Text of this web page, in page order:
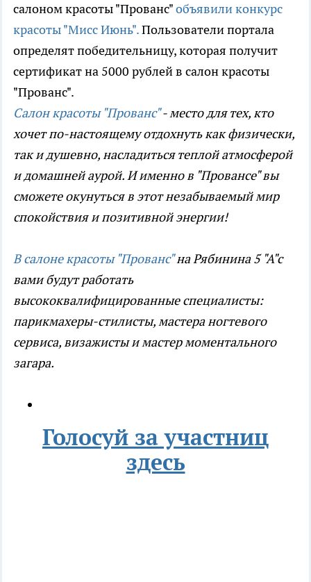
салоном красоты "Прованс"объявили конкурс
красоты "Мисс Июнь".Пользователи портала
определят победительницу, которая получит
сертификат на 5000 рублей в салон красоты
"Прованс".
Салон красоты "Прованс"- место для тех, кто
хочет по-настоящему отдохнуть как физически,
так и душевно, насладиться теплой атмосферой
и домашней аурой. И именно в "Провансе" вы
сможете окунуться в этот незабываемый мир
спокойствия и позитивной энергии!
В салоне красоты "Прованс"на Рябинина 5 "А"с
вами будут работать
высококвалифицированные специалисты:
парикмахеры-стилисты, мастера ногтевого
сервиса, визажисты и мастер моментального
загара.
Голосуй за участниц
здесь